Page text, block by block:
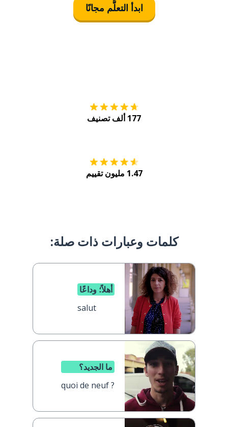
ابدأ التعلُّم مجانًا
177 ألف تصنيف
1.47 مليون تقييم
كلمات وعبارات ذات صلة:
أهلاً؛ وداعًا
salut
ما الجديد؟
quoi de neuf ?